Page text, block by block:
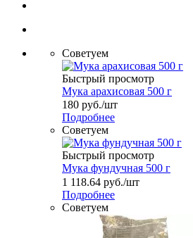
Советуем
Быстрый просмотр
Мука арахисовая 500 г
180 руб./шт
Подробнее
Советуем
Быстрый просмотр
Мука фундучная 500 г
1 118.64 руб./шт
Подробнее
Советуем